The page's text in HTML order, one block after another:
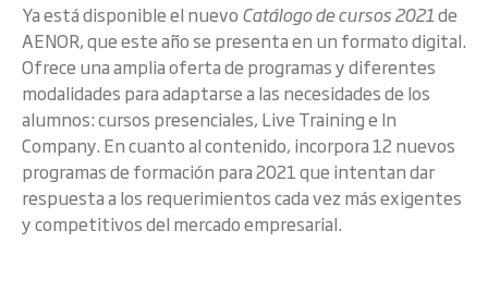
Ya está disponible el nuevo Catálogo de cursos 2021de
AENOR, que este año se presenta en un formato digital.
Ofrece una amplia oferta de programas y diferentes
modalidades para adaptarse a las necesidades de los
alumnos: cursos presenciales, Live Training e In
Company. En cuanto al contenido, incorpora 12 nuevos
programas de formación para 2021 que intentan dar
respuesta a los requerimientos cada vez más exigentes
y competitivos del mercado empresarial.